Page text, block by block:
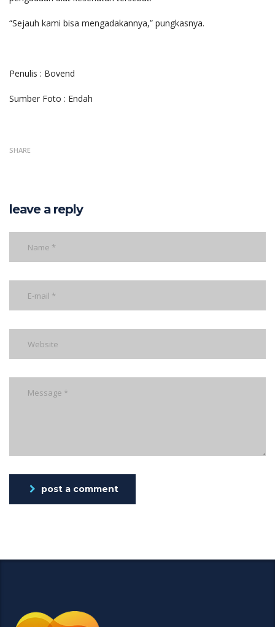
“Sejauh kami bisa mengadakannya,” pungkasnya.
Penulis : Bovend
Sumber Foto : Endah
SHARE
leave a reply
post a comment